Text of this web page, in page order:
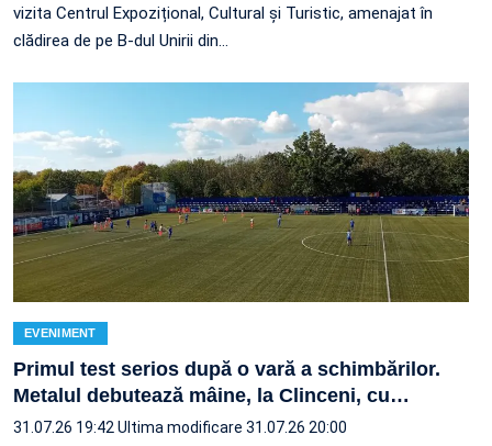
vizita Centrul Expozițional, Cultural și Turistic, amenajat în
clădirea de pe B-dul Unirii din…
EVENIMENT
Primul test serios după o vară a schimbărilor.
Metalul debutează mâine, la Clinceni, cu…
31.07.26 19:42 Ultima modificare 31.07.26 20:00